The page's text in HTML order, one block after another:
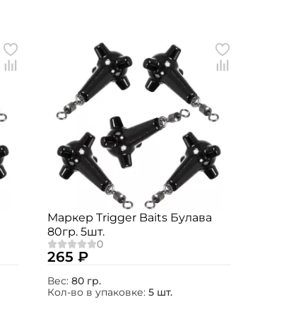
Маркер Trigger Baits Булава
80гр. 5шт.
265 ₽
Вес: 80 гр.
Кол-во в упаковке: 5 шт.